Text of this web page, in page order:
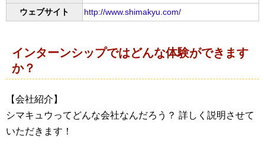
ウェブサイト
http://www.shimakyu.com/
インターンシップではどんな体験ができます
か？
【会社紹介】
シマキュウってどんな会社なんだろう？ 詳しく説明させて
いただきます！